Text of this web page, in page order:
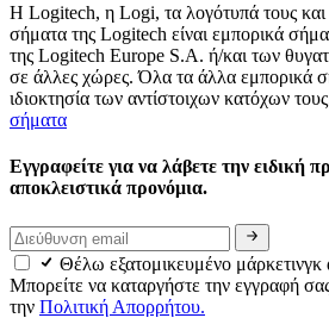
Η Logitech, η Logi, τα λογότυπά τους
σήματα της Logitech είναι εμπορικά
της Logitech Europe S.A. ή/και των
σε άλλες χώρες. Όλα τα άλλα εμπορικά
ιδιοκτησία των αντίστοιχων κατόχων
σήματα
Εγγραφείτε για να λάβετε την ειδική
αποκλειστικά προνόμια.
Θέλω εξατομικευμένο
Μπορείτε να καταργήστε την εγγραφή
την Πολιτική Απορρήτου.